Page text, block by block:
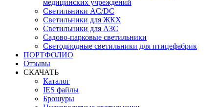
медицинских учреждений
Светильники AC/DC
Светильники для ЖКХ
Светильники для АЗС
Садово-парковые светильники
Светодиодные светильники для птицефабрик
ПОРТФОЛИО
Отзывы
СКАЧАТЬ
Каталог
IES файлы
Брошуры